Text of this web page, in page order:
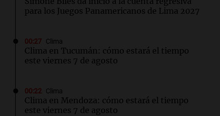
para los Juegos Panamericanos de Lima 2027
00:27 Clima
Clima en Tucumán: cómo estará el tiempo
este viernes 7 de agosto
00:22 Clima
Clima en Mendoza: cómo estará el tiempo
este viernes 7 de agosto